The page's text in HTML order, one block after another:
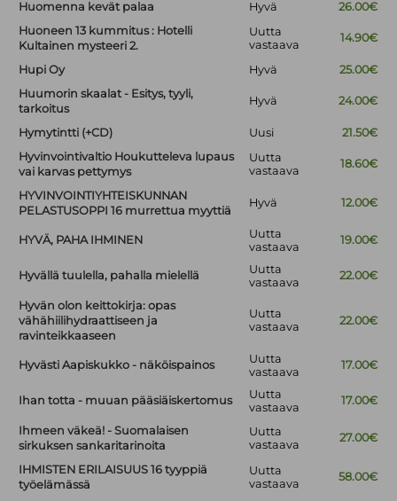
Huomenna kevät palaa Hyvä
26.00€
Huoneen 13 kummitus : Hotelli
Kultainen mysteeri 2.
Uutta
vastaava
14.90€
Hupi Oy Hyvä
25.00€
Huumorin skaalat - Esitys, tyyli,
tarkoitus
Hyvä 24.00€
Hymytintti (+CD) Uusi
21.50€
Hyvinvointivaltio Houkutteleva lupaus
vai karvas pettymys
Uutta
vastaava
18.60€
HYVINVOINTIYHTEISKUNNAN
PELASTUSOPPI 16 murrettua myyttiä
Hyvä 12.00€
HYVÄ, PAHA IHMINEN
Uutta
vastaava
19.00€
Hyvällä tuulella, pahalla mielellä
Uutta
vastaava
22.00€
Hyvän olon keittokirja: opas
vähähiilihydraattiseen ja
ravinteikkaaseen
Uutta
vastaava
22.00€
Hyvästi Aapiskukko - näköispainos
Uutta
vastaava
17.00€
Ihan totta - muuan pääsiäiskertomus
Uutta
vastaava
17.00€
Ihmeen väkeä! - Suomalaisen
sirkuksen sankaritarinoita
Uutta
vastaava
27.00€
IHMISTEN ERILAISUUS 16 tyyppiä
työelämässä
Uutta
vastaava
58.00€